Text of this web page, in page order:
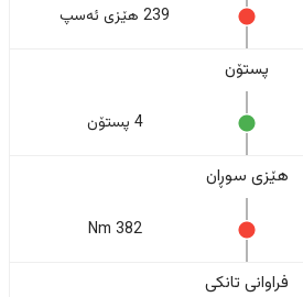
239 هێزی ئەسپ
پستۆن
4 پستۆن
هێزی سوڕان
382 Nm
فراوانی تانکی